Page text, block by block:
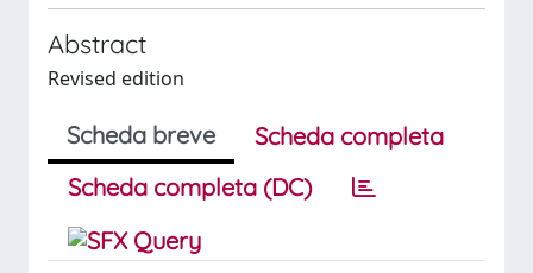
Abstract
Revised edition
Scheda breve
Scheda completa
Scheda completa (DC)